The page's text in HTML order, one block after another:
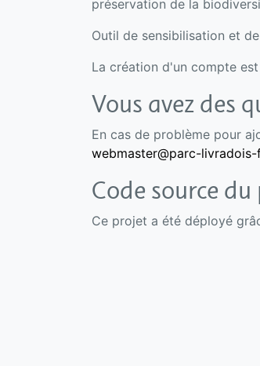
préservation de la
Outil de sensibilisation et
La création d'un compte
Vous avez des
En cas de problème pour
webmaster@parc-
Code source
Ce projet a été déployé